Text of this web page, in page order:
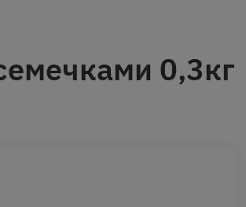
0,3кг